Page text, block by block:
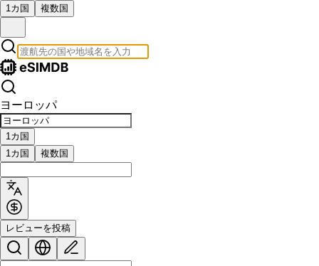
1カ国 複数国
ヨーロッパ
1カ国
1カ国
複数国
レビューを投稿